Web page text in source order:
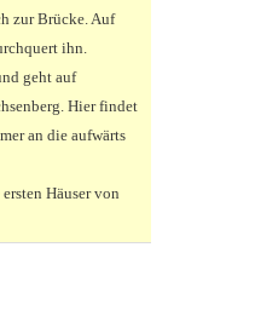
zur Brücke. Auf
ihn.
geht auf
Hier findet
an die aufwärts
Häuser von